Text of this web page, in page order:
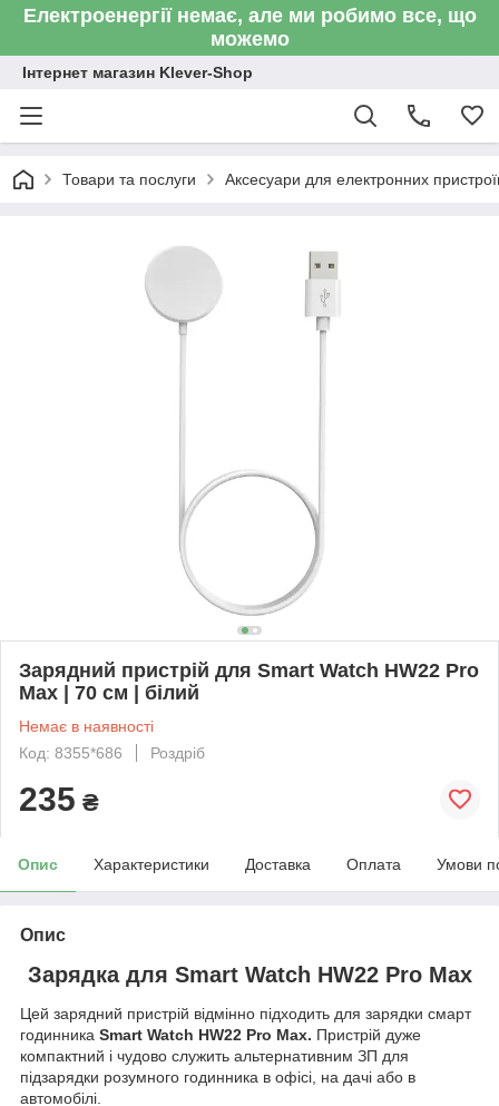
Електроенергії немає, але ми робимо все, що
можемо
Інтернет магазин Klever-Shop
Товари та послуги Аксесуари для електронних
Зарядний пристрій для Smart Watch HW22 Pro
Max | 70 cм | білий
Немає в наявності
Код: 8355*686
Роздріб
235 ₴
Опис Характеристики Доставка Оплата Умови
Опис
Зарядка для Smart Watch HW22 Pro Max
Цей зарядний пристрій відмінно підходить для зарядки смарт
годинника Smart Watch HW22 Pro Max. Пристрій дуже
компактний і чудово служить альтернативним ЗП для
підзарядки розумного годинника в офісі, на дачі або в
автомобілі.